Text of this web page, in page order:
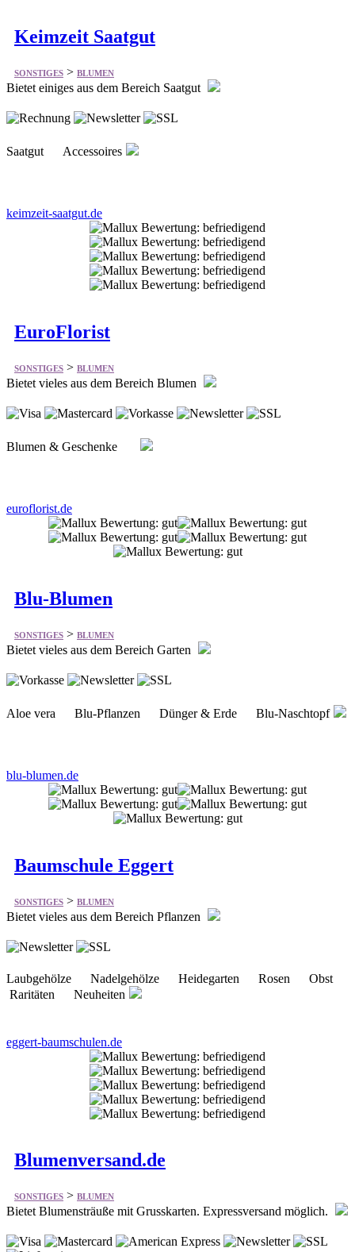
Keimzeit Saatgut
SONSTIGES > BLUMEN
Bietet einiges aus dem Bereich Saatgut
Saatgut Accessoires
keimzeit-saatgut.de
EuroFlorist
SONSTIGES > BLUMEN
Bietet vieles aus dem Bereich Blumen
Blumen & Geschenke
euroflorist.de
Blu-Blumen
SONSTIGES > BLUMEN
Bietet vieles aus dem Bereich Garten
Aloe vera Blu-Pflanzen Dünger & Erde Blu-Naschtopf
blu-blumen.de
Baumschule Eggert
SONSTIGES > BLUMEN
Bietet vieles aus dem Bereich Pflanzen
Laubgehölze Nadelgehölze Heidegarten Rosen Obst
Raritäten Neuheiten
eggert-baumschulen.de
Blumenversand.de
SONSTIGES > BLUMEN
Bietet Blumensträuße mit Grusskarten. Expressversand möglich.